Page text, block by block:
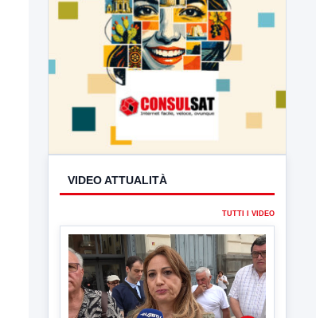
VIDEO ATTUALITÀ
TUTTI I VIDEO